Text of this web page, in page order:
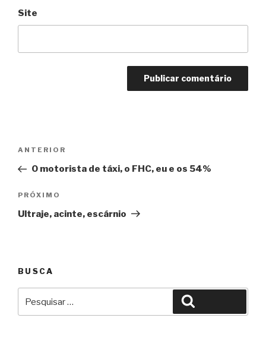
Site
Post
Anterior
ANTERIOR
O motorista de táxi, o FHC, eu e os 54%
Próximo
PRÓXIMO
Ultraje, acinte, escárnio
BUSCA
por: